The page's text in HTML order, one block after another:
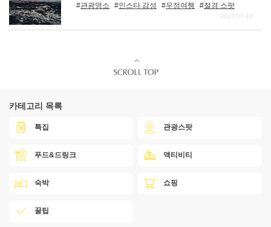
관광명소 인스타 감성 우정여행 절경 스팟
2023-07-10
카테고리 목록
특집 관광스팟
푸드&드링크 액티비티
숙박 쇼핑
꿀팁